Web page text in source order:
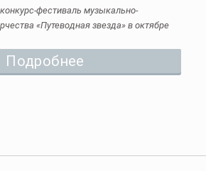
фестиваль музыкально-
«Путеводная звезда» в октябре
Подробнее